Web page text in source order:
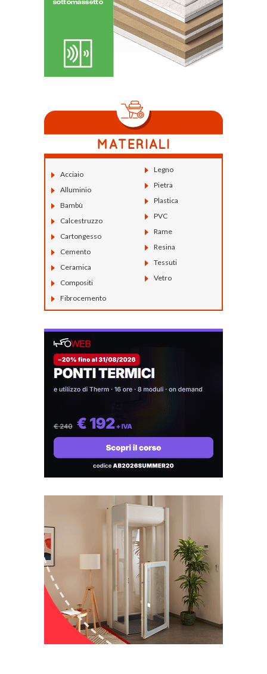
Acciaio
Alluminio
Bambù
Calcestruzzo
Cartongesso
Cemento
Ceramica
Compositi
Fibrocemento
Legno
Pietra
Plastica
PVC
Rame
Resina
Tessuti
Vetro